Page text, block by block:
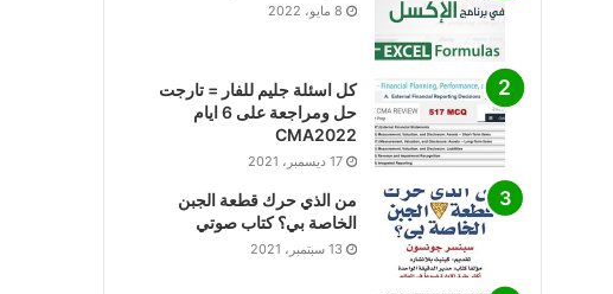
8 مايو، 2022
كل اسئلة جليم للفار = تارجت
حل ومراجعة على 6 ايام
CMA2022
17 ديسمبر، 2021
من الذي حرك قطعة الجبن
الخاصة بي؟ كتاب صوتي
13 سبتمبر، 2021